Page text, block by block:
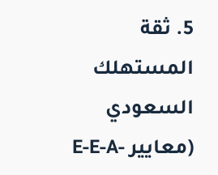
5. ثقة
المستهلك
السعودي
(معايير E-E-A-